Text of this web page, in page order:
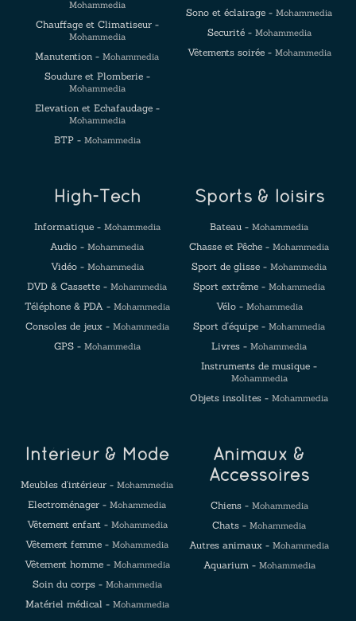
Mohammedia
Chauffage et Climatiseur -
Mohammedia
Manutention - Mohammedia
Soudure et Plomberie -
Mohammedia
Elevation et Echafaudage -
Mohammedia
BTP - Mohammedia
Sono et éclairage - Mohammedia
Securité - Mohammedia
Vêtements soirée - Mohammedia
High-Tech
Informatique - Mohammedia
Audio - Mohammedia
Vidéo - Mohammedia
DVD & Cassette - Mohammedia
Téléphone & PDA - Mohammedia
Consoles de jeux - Mohammedia
GPS - Mohammedia
Sports & loisirs
Bateau - Mohammedia
Chasse et Pêche - Mohammedia
Sport de glisse - Mohammedia
Sport extrême - Mohammedia
Vélo - Mohammedia
Sport d'équipe - Mohammedia
Livres - Mohammedia
Instruments de musique -
Mohammedia
Objets insolites - Mohammedia
Intérieur & Mode
Meubles d'intérieur - Mohammedia
Electroménager - Mohammedia
Vêtement enfant - Mohammedia
Vêtement femme - Mohammedia
Vêtement homme - Mohammedia
Soin du corps - Mohammedia
Matériel médical - Mohammedia
Animaux &
Accessoires
Chiens - Mohammedia
Chats - Mohammedia
Autres animaux - Mohammedia
Aquarium - Mohammedia